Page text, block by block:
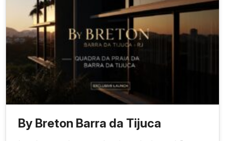
By Breton Barra da Tijuca